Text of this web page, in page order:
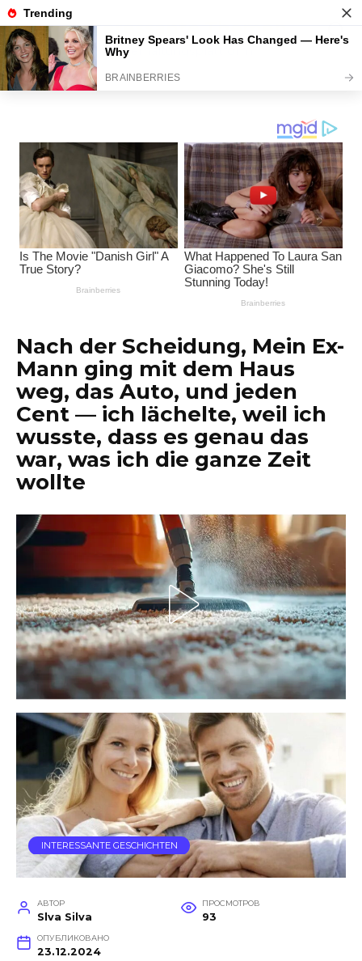
Перейти
к
содержанию
Interessante Themen
Unterhaltungsplattform
Nach der Scheidung, Mein Ex-
Mann ging mit dem Haus
weg, das Auto, und jeden
Cent — ich lächelte, weil ich
wusste, dass es genau das
war, was ich die ganze Zeit
wollte
INTERESSANTE GESCHICHTEN
АВТОР
Slva Silva
ПРОСМОТРОВ
93
ОПУБЛИКОВАНО
23.12.2024